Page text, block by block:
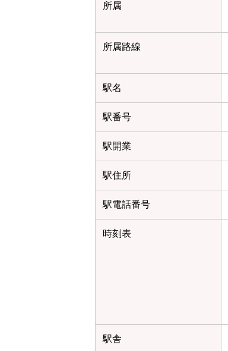
所属
所属路線
駅名
駅番号
駅開業
駅住所
駅電話番号
時刻表
駅舎